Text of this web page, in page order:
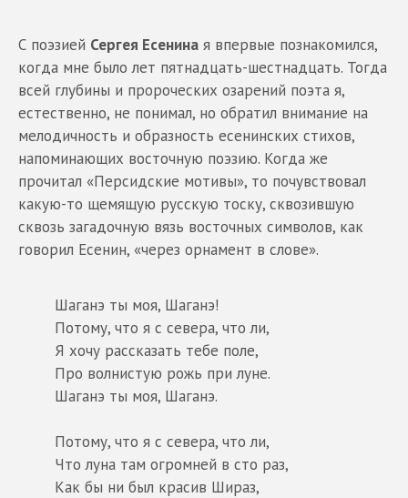
С поэзией Сергея Есенина я впервые познакомился,
когда мне было лет пятнадцать-шестнадцать. Тогда
всей глубины и пророческих озарений поэта я,
естественно, не понимал, но обратил внимание на
мелодичность и образность есенинских стихов,
напоминающих восточную поэзию. Когда же
прочитал «Персидские мотивы», то почувствовал
какую-то щемящую русскую тоску, сквозившую
сквозь загадочную вязь восточных символов, как
говорил Есенин, «через орнамент в слове».
Шаганэ ты моя, Шаганэ!
Потому, что я с севера, что ли,
Я хочу рассказать тебе поле,
Про волнистую рожь при луне.
Шаганэ ты моя, Шаганэ.
Потому, что я с севера, что ли,
Что луна там огромней в сто раз,
Как бы ни был красив Шираз,